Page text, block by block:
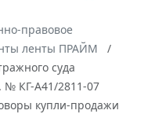
правовое
ленты ПРАЙМ
суда
№ КГ-А41/2811-07
купли-продажи